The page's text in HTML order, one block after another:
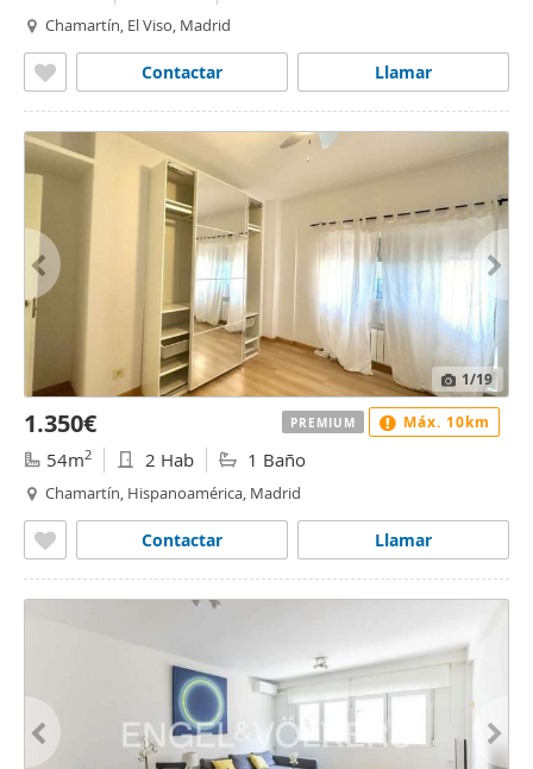
Chamartín, El Viso, Madrid
Llamar
Contactar
1/19
1.350€
54m2 2 Hab 1 Baño
Chamartín, Hispanoamérica, Madrid
Llamar
Contactar
PREMIUM Máx. 10km